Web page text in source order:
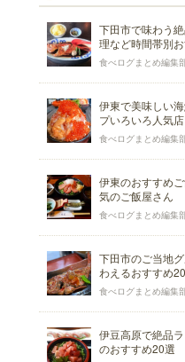
下田市で味わう
理など時間帯別
食べログまとめ編集
伊東で美味しい
プいろいろ人気
食べログまとめ編集
伊東のおすすめ
気のご飯屋さん
食べログまとめ編集
下田市のご当地
わえるおすすめ
食べログまとめ編集
伊豆高原で絶品
のおすすめ20選